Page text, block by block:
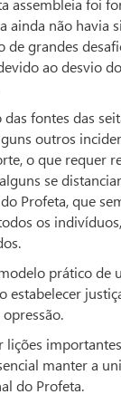
ainda não havia
de grandes
ao desvio
fontes das
outros
o que requer
se
Profeta, que
os
prático de
estabelecer
lições
manter a
do Profeta.